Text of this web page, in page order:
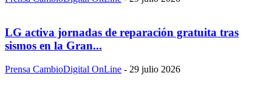
LG activa jornadas de reparación gratuita tras
sismos en la Gran...
Prensa CambioDigital OnLine - 29 julio 2026